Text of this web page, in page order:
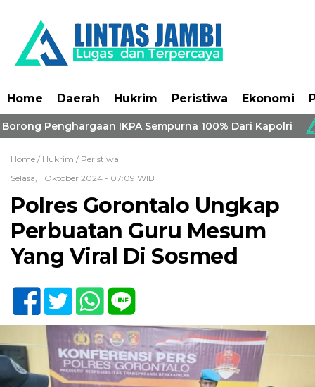
Home Daerah Hukrim Peristiwa Ekonomi
Penghargaan IKPA Sempurna 100% Dari Kapolri
Home / Hukrim / Peristiwa
Selasa, 1 Oktober 2024 - 07:09 WIB
Polres Gorontalo Ungkap
Perbuatan Guru Mesum
Yang Viral Di Sosmed